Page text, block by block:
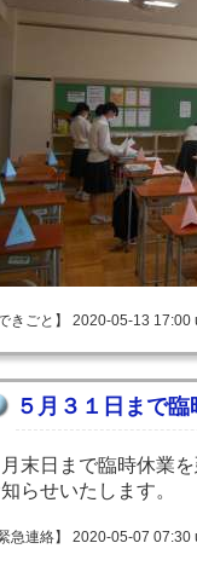
できごと】 2020-05-13 17:00
５月３１日まで臨
月末日まで臨時休業
らせいたします。
緊急連絡】 2020-05-07 07:30